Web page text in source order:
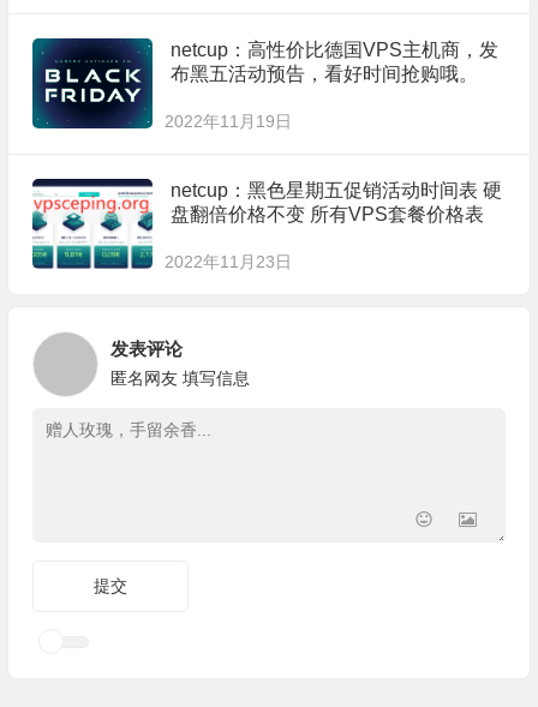
netcup：高性价比德国VPS主机商，发
布黑五活动预告，看好时间抢购哦。
2022年11月19日
netcup：黑色星期五促销活动时间表 硬
盘翻倍价格不变 所有VPS套餐价格表
2022年11月23日
发表评论
匿名网友 填写信息